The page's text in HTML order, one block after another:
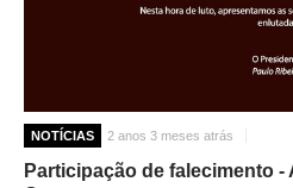
NOTÍCIAS 2 anos 3 meses atrás
Participação de falecimento